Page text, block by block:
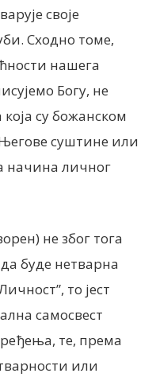
своје
Сходно томе,
нашега
Богу, не
су божанском
суштине или
начина личног
не због тога
буде нетварна
то јест
самосвест
те, према
или